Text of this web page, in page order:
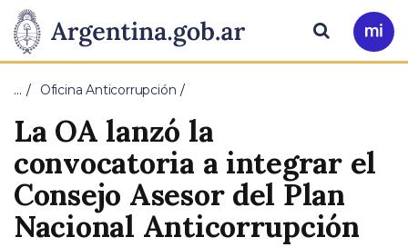
Presidencia
de
la
Nación
Pasar al contenido principal
Ir
a
Buscar
… Oficina Anticorrupción
La OA lanzó la
convocatoria a integrar el
Consejo Asesor del Plan
Nacional Anticorrupción